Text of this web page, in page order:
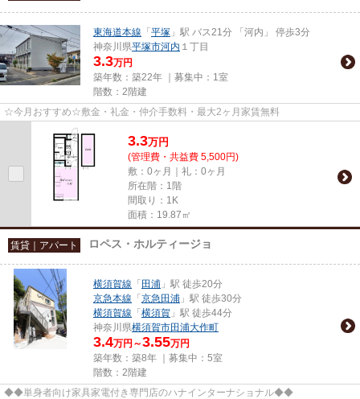
東海道本線 「 平塚 」駅 バス21分 「河内」 停歩3分
神奈川県平塚市河内 １丁目
3.3万円
築年数：築22年 ｜募集中： 1室
階数：2階建
☆今月おすすめ☆敷金・礼金・仲介手数料・最大2ヶ月家賃無料
3.3万円
(管理費・共益費 5,500円)
敷：0ヶ月｜礼：0ヶ月
所在階：1階
間取り：1K
面積：19.87㎡
賃貸｜アパート ロペス・ホルティージョ
横須賀線 「 田浦 」駅 徒歩20分
京急本線 「 京急田浦 」駅 徒歩30分
横須賀線 「 横須賀 」駅 徒歩44分
神奈川県横須賀市田浦大作町
3.4万円～3.55万円
築年数：築8年 ｜募集中： 5室
階数：2階建
◆◆単身者向け家具家電付き専門店のハナインターナショナル◆◆